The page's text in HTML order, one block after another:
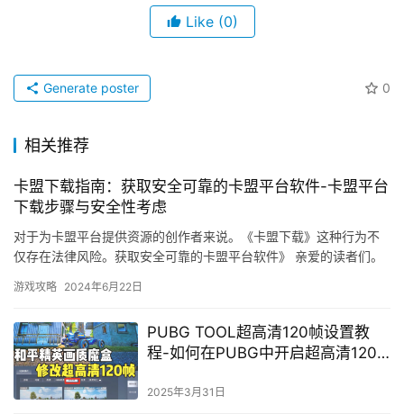
Like (0)
0
Generate poster
相关推荐
卡盟下载指南：获取安全可靠的卡盟平台软件-卡盟平台
下载步骤与安全性考虑
对于为卡盟平台提供资源的创作者来说。《卡盟下载》这种行为不
仅存在法律风险。获取安全可靠的卡盟平台软件》 亲爱的读者们。
游戏攻略 2024年6月22日
PUBG TOOL超高清120帧设置教
程-如何在PUBG中开启超高清120
2025年3月31日